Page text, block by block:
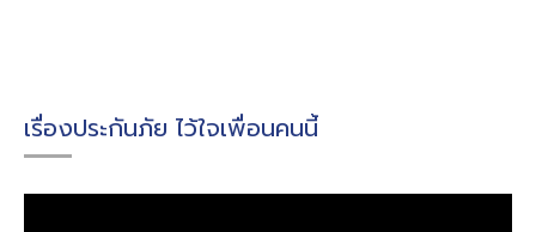
เรื่องประกันภัย ไว้ใจเพื่อนคนนี้